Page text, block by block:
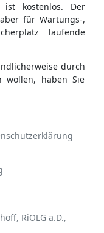
ist kostenlos. Der
für Wartungs-,
laufende
durch
wollen, haben Sie
RiOLG a.D.,